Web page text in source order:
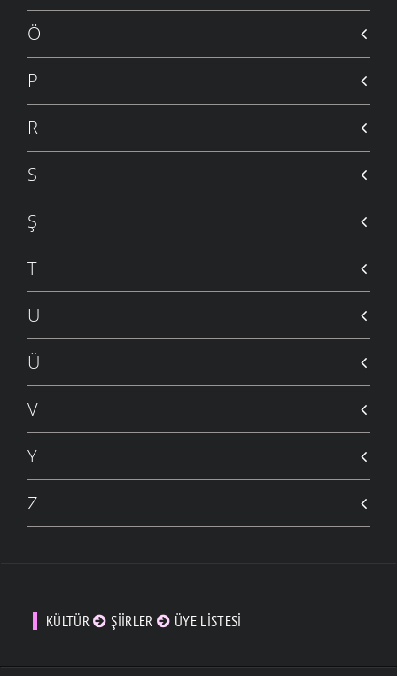
Ö
P
R
S
Ş
T
U
Ü
V
Y
Z
KÜLTÜR ŞIIRLER ÜYE LISTESI